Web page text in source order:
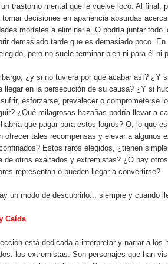
trastorno mental que le vuelve loco. Al final,
tomar decisiones en apariencia absurdas
mortales a eliminarle. O podría juntar
demasiado tarde que es demasiado poco.
pero no suele terminar bien ni para él ni
¿y si no tuviera por qué acabar así? ¿Y
llegar en la persecución de su causa? ¿Y si
esforzarse, prevalecer o comprometerse
¿Qué milagrosas hazañas podría llevar a
que pagar para estos logros? O, lo que
ofrecer tales recompensas y elevar a algunos
Estos raros elegidos, ¿tienen
de otros exaltados y extremistas? ¿O hay
representan o pueden llegar a convertirse?
un modo de descubrirlo... siempre y cuando
Caída
está dedicada a interpretar y narrar a
los extremistas. Son personajes que han